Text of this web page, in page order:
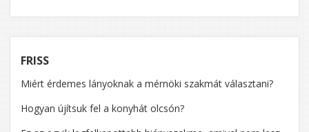
FRISS
Miért érdemes lányoknak a mérnöki szakmát választani?
Hogyan újítsuk fel a konyhát olcsón?